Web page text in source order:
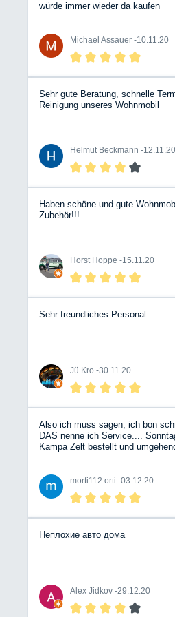
dem Kunden etwas
Verkaufsleiter uns jedes Detail
Auch hier hat man die langjährige
sind froh, diesen Händler
würde immer wieder da kaufen
Michael Assauer -10.11.20
Sehr gute Beratung, schnelle
Reinigung unseres Wohnmobil
Helmut Beckmann -12.11.20
Haben schöne und gute
Zubehör!!!
Horst Hoppe -15.11.20
Sehr freundliches Personal
Jü Kro -30.11.20
Also ich muss sagen, ich bon
DAS nenne ich Service....
Kampa Zelt bestellt und
Versandbestätigung sogar nich
gerade eben tadadaaaa Bergische
WEITER SO.... Test sobald das
morti112 orti -03.12.20
Неплохие авто дома
Alex Jidkov -29.12.20